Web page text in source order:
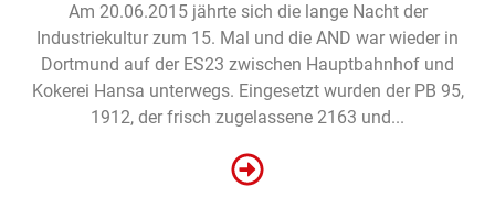
Am 20.06.2015 jährte sich die lange Nacht der
Industriekultur zum 15. Mal und die AND war wieder in
Dortmund auf der ES23 zwischen Hauptbahnhof und
Kokerei Hansa unterwegs. Eingesetzt wurden der PB 95,
1912, der frisch zugelassene 2163 und...